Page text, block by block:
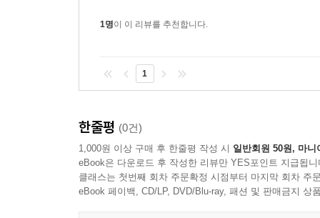
상처 입은 교사와 학생을 보듬는 치유의 언어
교사와 학생을 만나온 저자의 생생한 경험을 바
일어나는 사례를 중심으로 친절하게 설명하였고,
시선을 바깥에서 안으로 돌립니다. ‘내가 무엇을
난 뒤에는 느낌을 솔직하게 표현하되, 말하는 데
충족하지 못해서 화가 난다.”라고 말하는 것입니
1명이 이 리뷰를 추천합니다.
1
한줄평 (0건)
1,000원 이상 구매 후 한줄평 작성 시 일반회원 50원, 마니
eBook은 다운로드 후 작성한 리뷰만 YES포인트 지급됩니
클래스는 첫번째 회차 주문확정 시점부터 마지막 회차 주
eBook 페이백, CD/LP, DVD/Blu-ray, 패션 및 판매금지 상